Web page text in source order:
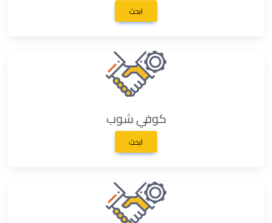
ابحث
كوفي شوب
ابحث